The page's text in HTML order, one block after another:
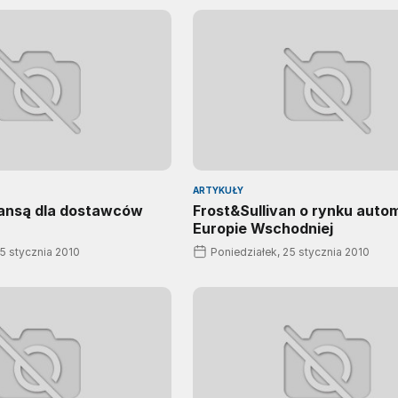
dla dostawców
stycznia 2010
ARTYKUŁY
Frost&Sullivan o rynku
Europie Wschodniej
Poniedziałek, 25 stycznia 2010